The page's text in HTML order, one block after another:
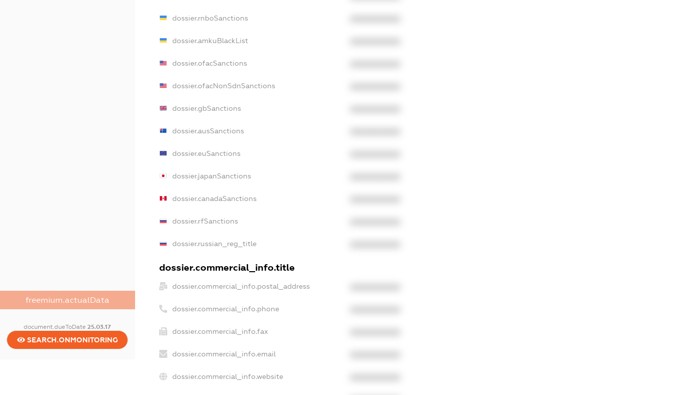
freemium.actualData
document.dueToDate25.03.17
SEARCH.ONMONITORING
dossier.rnboSanctions
dossier.amkuBlackList
dossier.ofacSanctions
dossier.ofacNonSdnSanctions
dossier.gbSanctions
dossier.ausSanctions
dossier.euSanctions
dossier.japanSanctions
dossier.canadaSanctions
dossier.rfSanctions
dossier.russian_reg_title
dossier.commercial_info.title
dossier.commercial_info.postal_address
dossier.commercial_info.phone
dossier.commercial_info.fax
dossier.commercial_info.email
dossier.commercial_info.website